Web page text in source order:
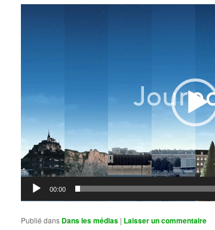
00:00
Publié dans Dans les médias | Laisser un commentaire